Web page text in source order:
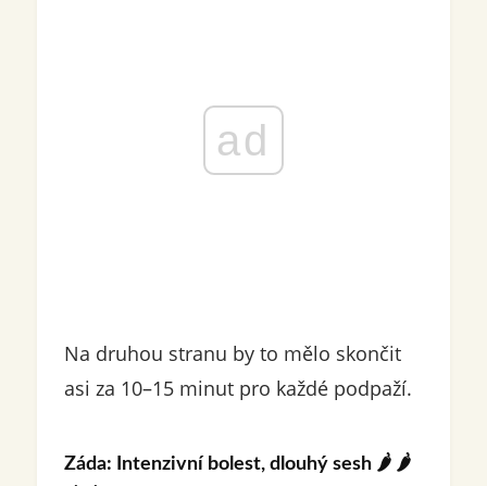
ad
Na druhou stranu by to mělo skončit
asi za 10–15 minut pro každé podpaží.
Záda: Intenzivní bolest, dlouhý sesh🌶️ 🌶️